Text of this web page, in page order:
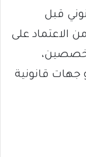
قبل
الاعتماد على
قانونية